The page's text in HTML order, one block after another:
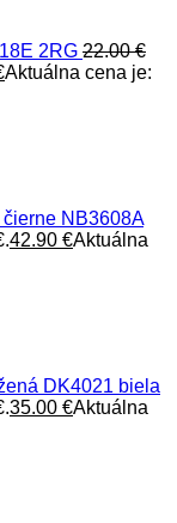
2RG 22.00€
Aktuálna cena je:
NB3608A
42.90 €Aktuálna
DK4021 biela
35.00 €Aktuálna